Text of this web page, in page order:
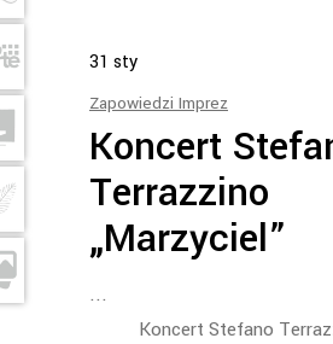
31 sty
Zapowiedzi Imprez
Koncert
Terrazzino
„Marzyciel”
Koncert Stefano